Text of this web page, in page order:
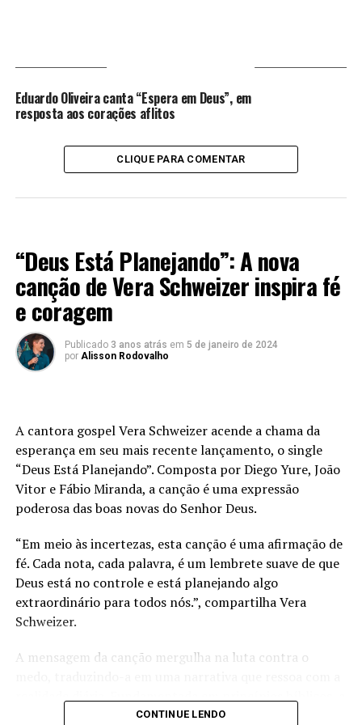
Eduardo Oliveira canta “Espera em Deus”, em
resposta aos corações aflitos
CLIQUE PARA COMENTAR
“Deus Está Planejando”: A nova
canção de Vera Schweizer inspira fé
e coragem
Publicado 3 anos atrás em 5 de janeiro de 2024
por Alisson Rodovalho
A cantora gospel Vera Schweizer acende a chama da
esperança em seu mais recente lançamento, o single
“Deus Está Planejando”. Composta por Diego Yure, João
Vitor e Fábio Miranda, a canção é uma expressão
poderosa das boas novas do Senhor Deus.
“Em meio às incertezas, esta canção é uma afirmação de
fé. Cada nota, cada palavra, é um lembrete suave de que
Deus está no controle e está planejando algo
extraordinário para todos nós.”, compartilha Vera
Schweizer.
A mensagem da canção mergulha na luta contra o
música é clara e objetiva, oferecendo esperança e
CONTINUE LENDO